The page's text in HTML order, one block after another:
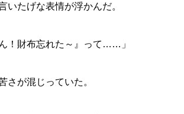
いたげな表情が浮かんだ。
！財布忘れた～』って……」
さが混じっていた。